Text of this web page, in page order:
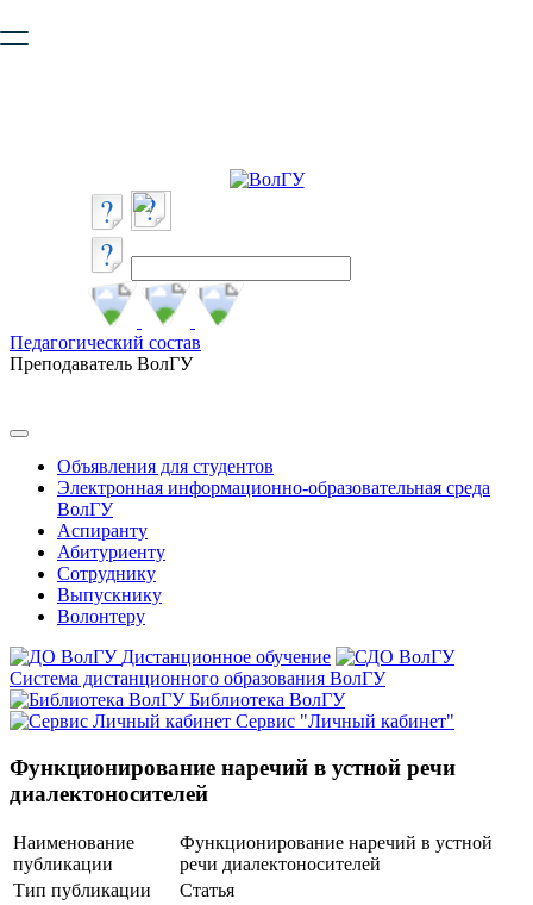
безопасную работу с сайтом. Пожалуйста
Педагогический состав
Преподаватель ВолГУ
Объявления для студентов
Электронная информационно-образовательная среда
ВолГУ
Аспиранту
Абитуриенту
Сотруднику
Выпускнику
Волонтеру
Дистанционное обучение
Система дистанционного образования ВолГУ
Библиотека ВолГУ
Сервис "Личный кабинет"
Функционирование наречий в устной речи
диалектоносителей
Наименование
публикации
Функционирование наречий в устной
речи диалектоносителей
Тип публикации
Статья